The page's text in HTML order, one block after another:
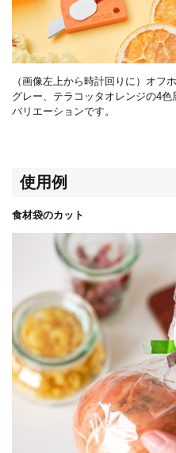
（画像左上から時計回りに）オフ
グレー、テラコッタオレンジの4色
バリエーションです。
使用例
食材袋のカット